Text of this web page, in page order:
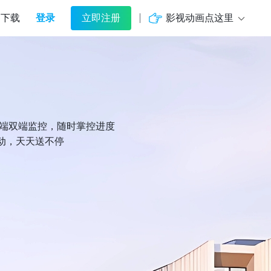
下载 登录 立即注册 影视动画点这里
双端监控，随时掌控进度
，天天送不停